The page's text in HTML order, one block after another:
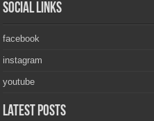
Social Links
facebook
instagram
youtube
Latest Posts